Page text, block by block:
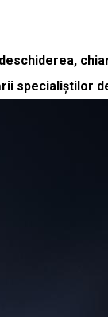
specialiștilor